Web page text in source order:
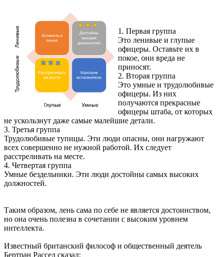
1. Первая группа
Это ленивые и глупые
офицеры. Оставьте их в
покое, они вреда не
приносят.
2. Вторая группа
Это умные и трудолюбивые
офицеры. Из них
получаются прекрасные
офицеры штаба, от которых
не ускользнут даже самые малейшие детали.
3. Третья группа
Трудолюбивые тупицы. Эти люди опасны, они нагружают
всех совершенно не нужной работой. Их следует
расстреливать на месте.
4. Четвертая группа
Умные бездельники. Эти люди достойны самых высоких
должностей.
Таким образом, лень сама по себе не является достоинством,
но она очень полезна в сочетании с высоким уровнем
интеллекта.
Известный британский философ и общественный деятель
Бертран Рассел сказал: